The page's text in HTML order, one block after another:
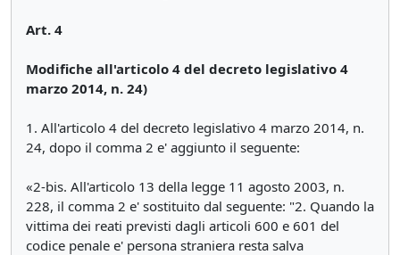
Art. 4
Modifiche all'articolo 4 del decreto legislativo 4
marzo 2014, n. 24)
1. All'articolo 4 del decreto legislativo 4 marzo 2014, n.
24, dopo il comma 2 e' aggiunto il seguente:
«2-bis. All'articolo 13 della legge 11 agosto 2003, n.
228, il comma 2 e' sostituito dal seguente: "2. Quando la
vittima dei reati previsti dagli articoli 600 e 601 del
codice penale e' persona straniera resta salva